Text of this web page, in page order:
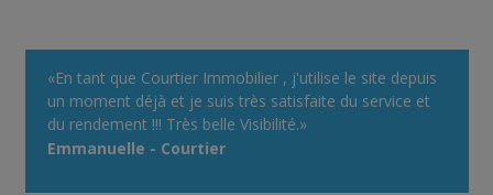
«En tant que Courtier Immobilier , j'utilise le site depuis
un moment déjà et je suis très satisfaite du service et
du rendement !!! Très belle Visibilité.»
Emmanuelle - Courtier